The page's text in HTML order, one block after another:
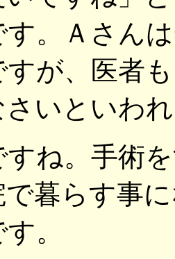
。Ａさん
すが、医者
いといわ
すね。手術
で暮らす事
。